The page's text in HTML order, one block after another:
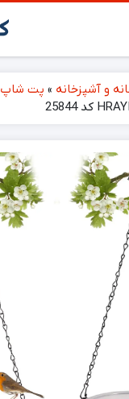
و آشپزخانه » پت شاپ